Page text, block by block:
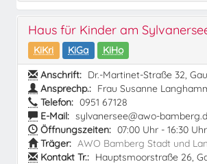
Haus für Kinder am
KiKri KiGa
KiHo
Anschrift: Dr.-Martinet-Straße 32,
Ansprechp.: Frau Susanne
Telefon: 0951 67128
E-Mail: sylvanersee@awo-
Öffnungszeiten: 07:00 Uhr - 16:30 Uhr
Träger: AWO Bamberg Stadt und
Kontakt Tr.: Hauptsmoorstraße 26,